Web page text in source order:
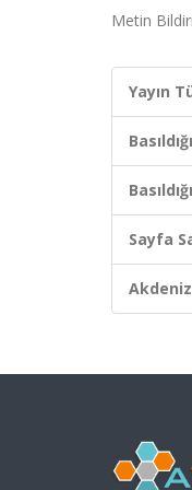
Metin
Yayın
Sayfa